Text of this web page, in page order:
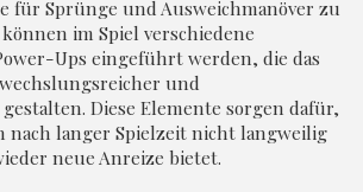
für Sprünge und Ausweichmanöver zu
im Spiel verschiedene
Ups eingeführt werden, die das
und
Diese Elemente sorgen dafür,
nach langer Spielzeit nicht langweilig
neue Anreize bietet.